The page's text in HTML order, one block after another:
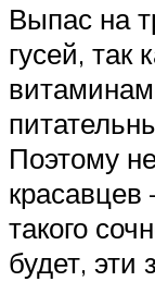
Выпас на
гусей, так
Поэтому
красавцев
такого
будет, эти